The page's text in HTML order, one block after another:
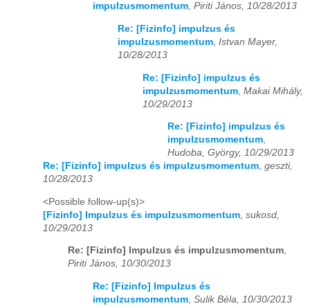
impulzusmomentum, Piriti János, 10/28/2013
Re: [Fizinfo] impulzus és
impulzusmomentum Istvan Mayer,
10/28/2013
Re: [Fizinfo] impulzus és
impulzusmomentum Makai Mihály,
10/29/2013
Re: [Fizinfo] impulzus és
impulzusmomentum,
Hudoba, György, 10/29/2013
Re: [Fizinfo] impulzus és impulzusmomentum, geszti,
10/28/2013
<Possible follow-up(s)>
[Fizinfo] Impulzus és impulzusmomentum sukosd,
10/29/2013
Re: [Fizinfo] Impulzus és impulzusmomentum,
Piriti János, 10/30/2013
Re: [Fizinfo] Impulzus és
impulzusmomentum Sulik Béla, 10/30/2013